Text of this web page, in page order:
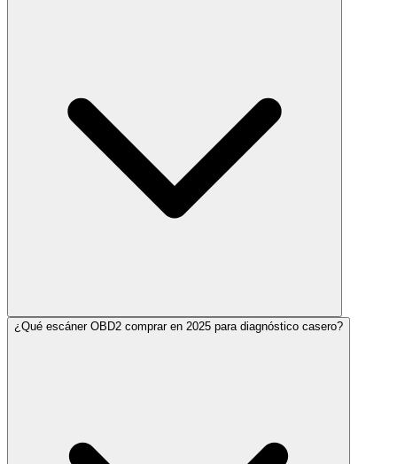
¿Qué escáner OBD2 comprar en 2025 para diagnóstico casero?